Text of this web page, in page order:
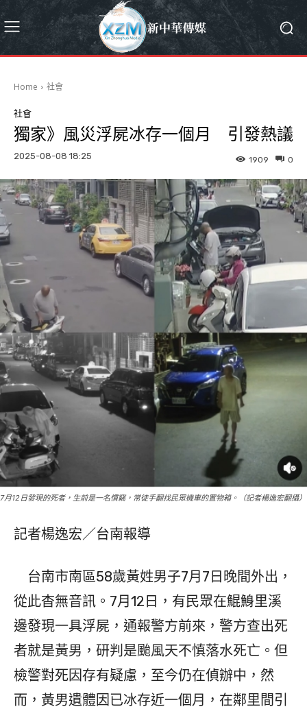
Home 社會
社會
獨家》風災浮屍冰存一個月 引發熱議
2025-08-08 18:25 0
1909
7月12日發現的死者，生前是一名慣竊，常徒手翻找民眾機車的置物箱。（記者楊逸宏翻攝）
記者楊逸宏／台南報導
台南市南區58歲黃姓男子7月7日晚間外出，
從此杳無音訊。7月12日，有民眾在鯤鯓里溪
邊發現一具浮屍，通報警方前來，警方查出死
者就是黃男，研判是颱風天不慎落水死亡。但
檢警對死因存有疑慮，至今仍在偵辦中，然
而，黃男遺體因已冰存近一個月，在鄰里間引